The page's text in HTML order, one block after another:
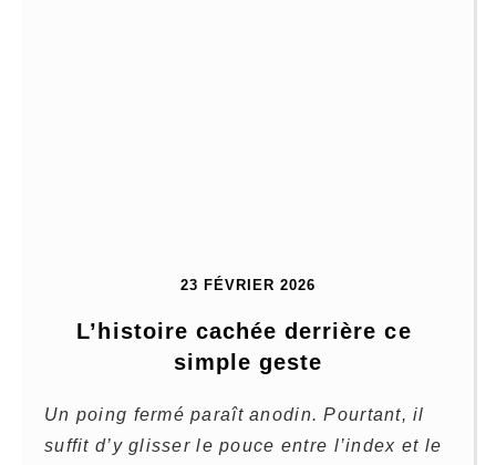
23 FÉVRIER 2026
L’histoire cachée derrière ce
simple geste
Un poing fermé paraît anodin. Pourtant, il
suffit d’y glisser le pouce entre l’index et le